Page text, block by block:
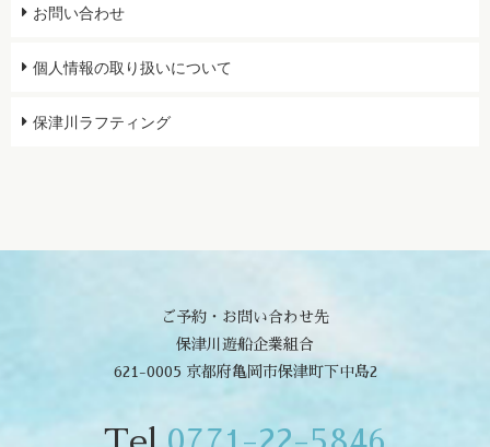
お問い合わせ
個人情報の取り扱いについて
保津川ラフティング
ご予約・お問い合わせ先
保津川遊船企業組合
621-0005 京都府亀岡市保津町下中島2